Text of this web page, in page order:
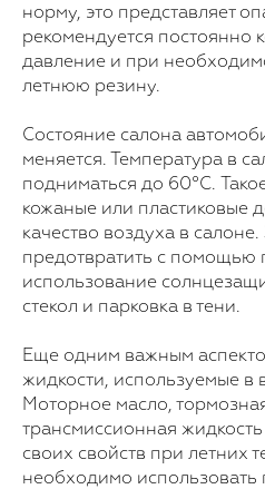
норму, это представляет
рекомендуется постоянно
давление и при
летнюю резину.
Состояние салона
меняется. Температура в
подниматься до 60°C.
кожаные или пластиковые
качество воздуха в
предотвратить с помощью
использование
стекол и парковка в тени.
Еще одним важным
жидкости, используемые в
Моторное масло,
трансмиссионная
своих свойств при летних
необходимо